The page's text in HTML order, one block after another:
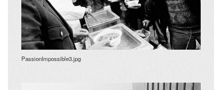
PassionImpossible3.jpg